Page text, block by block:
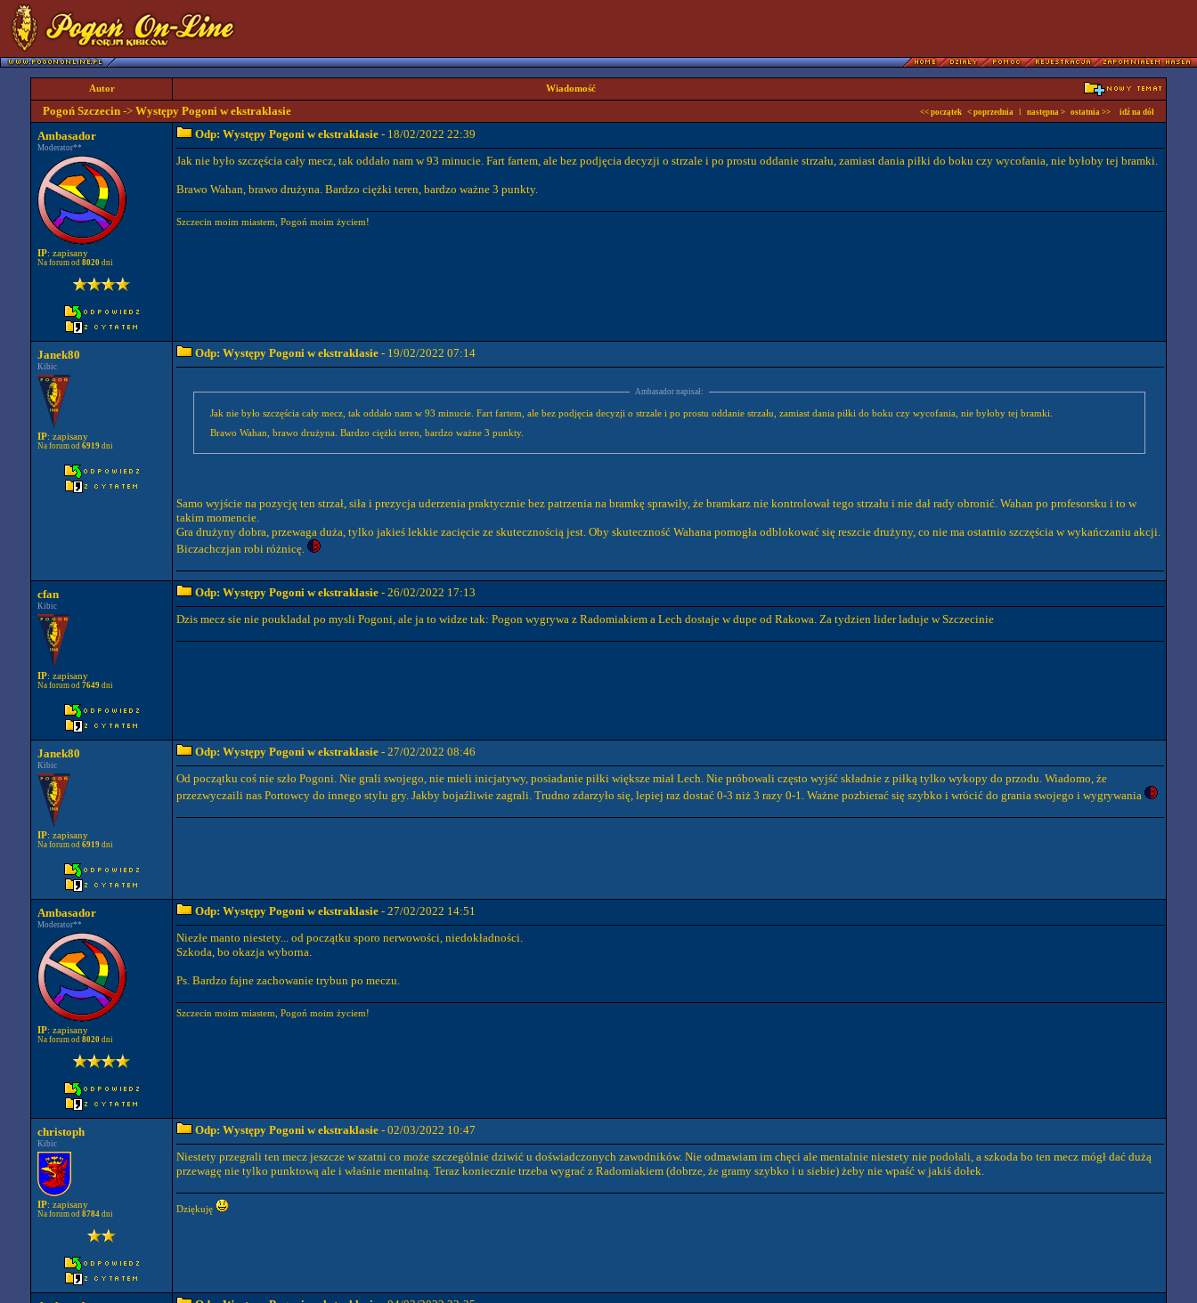
Autor Wiadomość
Pogoń Szczecin -> Występy Pogoni w ekstraklasie << początek < poprzednia l następna > ostatnia >> idź na dół
Ambasador
Moderator**
IP: zapisany
Na forum od 8020 dni
Odp: Występy Pogoni w ekstraklasie - 18/02/2022 22:39
Jak nie było szczęścia cały mecz, tak oddało nam w 93 minucie. Fart fartem, ale bez podjęcia decyzji o strzale i po prostu oddanie strzału, zamiast dania piłki do boku czy wycofania, nie byłoby tej bramki.
Brawo Wahan, brawo drużyna. Bardzo ciężki teren, bardzo ważne 3 punkty.
Szczecin moim miastem, Pogoń moim życiem!
Janek80
Kibic
IP: zapisany
Na forum od 6919 dni
Odp: Występy Pogoni w ekstraklasie - 19/02/2022 07:14
Ambasador napisał:
Jak nie było szczęścia cały mecz, tak oddało nam w 93 minucie. Fart fartem, ale bez podjęcia decyzji o strzale i po prostu oddanie strzału, zamiast dania piłki do boku czy wycofania, nie byłoby tej bramki.
Brawo Wahan, brawo drużyna. Bardzo ciężki teren, bardzo ważne 3 punkty.
Samo wyjście na pozycję ten strzał, siła i prezycja uderzenia praktycznie bez patrzenia na bramkę sprawiły, że bramkarz nie kontrolował tego strzału i nie dał rady obronić. Wahan po profesorsku i to w
takim momencie.
Gra drużyny dobra, przewaga duża, tylko jakieś lekkie zacięcie ze skutecznością jest. Oby skuteczność Wahana pomogła odblokować się reszcie drużyny, co nie ma ostatnio szczęścia w wykańczaniu akcji.
Biczachczjan robi różnicę.
cfan
Kibic
IP: zapisany
Na forum od 7649 dni
Odp: Występy Pogoni w ekstraklasie - 26/02/2022 17:13
Dzis mecz sie nie poukladal po mysli Pogoni, ale ja to widze tak: Pogon wygrywa z Radomiakiem a Lech dostaje w dupe od Rakowa. Za tydzien lider laduje w Szczecinie
Janek80
Kibic
IP: zapisany
Na forum od 6919 dni
Odp: Występy Pogoni w ekstraklasie - 27/02/2022 08:46
Od początku coś nie szło Pogoni. Nie grali swojego, nie mieli inicjatywy, posiadanie piłki większe miał Lech. Nie próbowali często wyjść składnie z piłką tylko wykopy do przodu. Wiadomo, że
przezwyczaili nas Portowcy do innego stylu gry. Jakby bojaźliwie zagrali. Trudno zdarzyło się, lepiej raz dostać 0-3 niż 3 razy 0-1. Ważne pozbierać się szybko i wrócić do grania swojego i wygrywania
Ambasador
Moderator**
IP: zapisany
Na forum od 8020 dni
Odp: Występy Pogoni w ekstraklasie - 27/02/2022 14:51
Niezłe manto niestety... od początku sporo nerwowości, niedokładności.
Szkoda, bo okazja wyborna.
Ps. Bardzo fajne zachowanie trybun po meczu.
Szczecin moim miastem, Pogoń moim życiem!
christoph
Kibic
IP: zapisany
Na forum od 8784 dni
Odp: Występy Pogoni w ekstraklasie - 02/03/2022 10:47
Niestety przegrali ten mecz jeszcze w szatni co może szczególnie dziwić u doświadczonych zawodników. Nie odmawiam im chęci ale mentalnie niestety nie podołali, a szkoda bo ten mecz mógł dać dużą
przewagę nie tylko punktową ale i właśnie mentalną. Teraz koniecznie trzeba wygrać z Radomiakiem (dobrze, że gramy szybko i u siebie) żeby nie wpaść w jakiś dołek.
Dziękuję